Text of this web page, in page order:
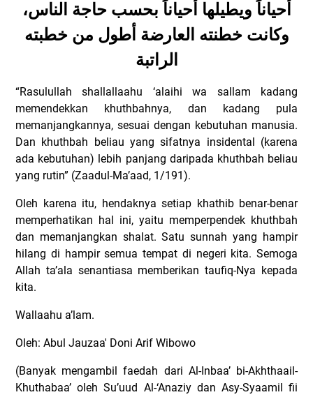
أحياناً ويطيلها أحياناً بحسب حاجة الناس،
وكانت خطنته العارضة أطول من خطبته
الراتبة
“Rasulullah shallallaahu ‘alaihi wa sallam kadang
memendekkan khuthbahnya, dan kadang pula
memanjangkannya, sesuai dengan kebutuhan manusia.
Dan khuthbah beliau yang sifatnya insidental (karena
ada kebutuhan) lebih panjang daripada khuthbah beliau
yang rutin” (Zaadul-Ma’aad, 1/191).
Oleh karena itu, hendaknya setiap khathib benar-benar
memperhatikan hal ini, yaitu memperpendek khuthbah
dan memanjangkan shalat. Satu sunnah yang hampir
hilang di hampir semua tempat di negeri kita. Semoga
Allah ta’ala senantiasa memberikan taufiq-Nya kepada
kita.
Wallaahu a’lam.
Oleh: Abul Jauzaa' Doni Arif Wibowo
(Banyak mengambil faedah dari Al-Inbaa’ bi-Akhthaail-
Khuthabaa’ oleh Su’uud Al-‘Anaziy dan Asy-Syaamil fii